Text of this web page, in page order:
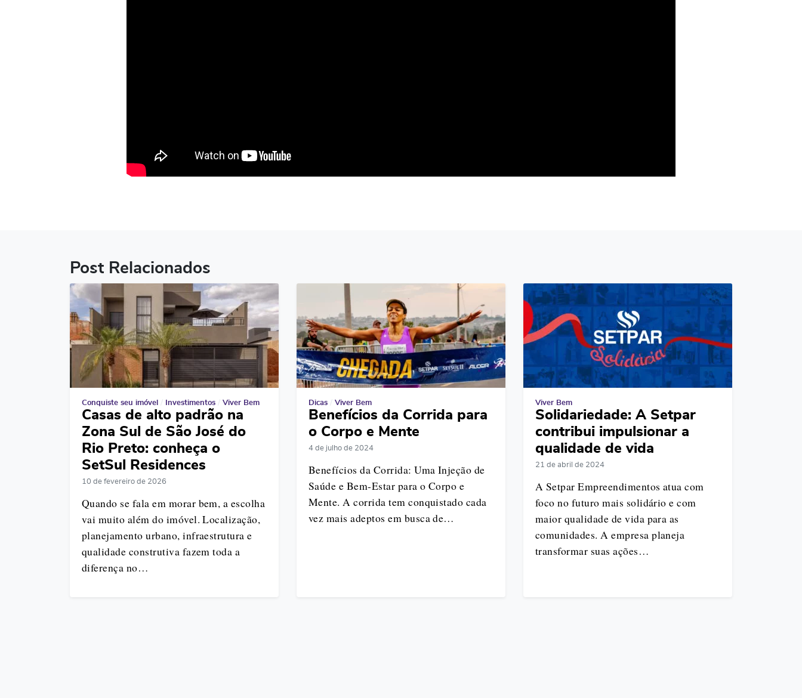
Post Relacionados
Conquiste seu imóvel Investimentos Viver Bem
Casas de alto padrão na
Zona Sul de São José do
Rio Preto: conheça o
SetSul Residences
10 de fevereiro de 2026
Quando se fala em morar bem, a escolha
vai muito além do imóvel. Localização,
planejamento urbano, infraestrutura e
qualidade construtiva fazem toda a
diferença no…
Dicas Viver Bem
Benefícios da Corrida para
o Corpo e Mente
4 de julho de 2024
Benefícios da Corrida: Uma Injeção de
Saúde e Bem-Estar para o Corpo e
Mente. A corrida tem conquistado cada
vez mais adeptos em busca de…
Viver Bem
Solidariedade: A Setpar
contribui impulsionar a
qualidade de vida
21 de abril de 2024
A Setpar Empreendimentos atua com
foco no futuro mais solidário e com
maior qualidade de vida para as
comunidades. A empresa planeja
transformar suas ações…